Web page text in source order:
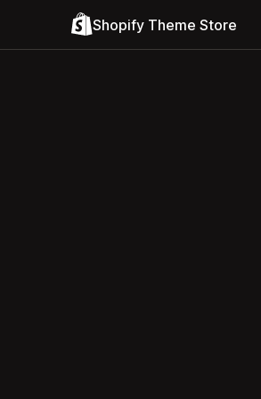
Shopify Theme Store